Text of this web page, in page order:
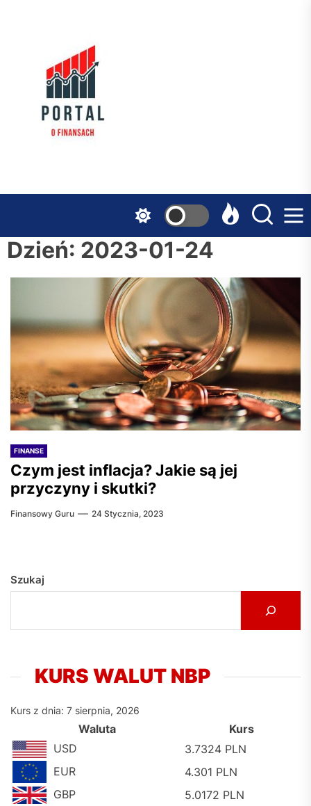
Dzień: 2023-01-24
FINANSE
Czym jest inflacja? Jakie są jej
przyczyny i skutki?
Finansowy Guru 24 Stycznia, 2023
Szukaj
KURS WALUT NBP
Kurs z dnia: 7 sierpnia, 2026
Waluta
Kurs
USD
3.7324 PLN
EUR
4.301 PLN
GBP
5.0172 PLN